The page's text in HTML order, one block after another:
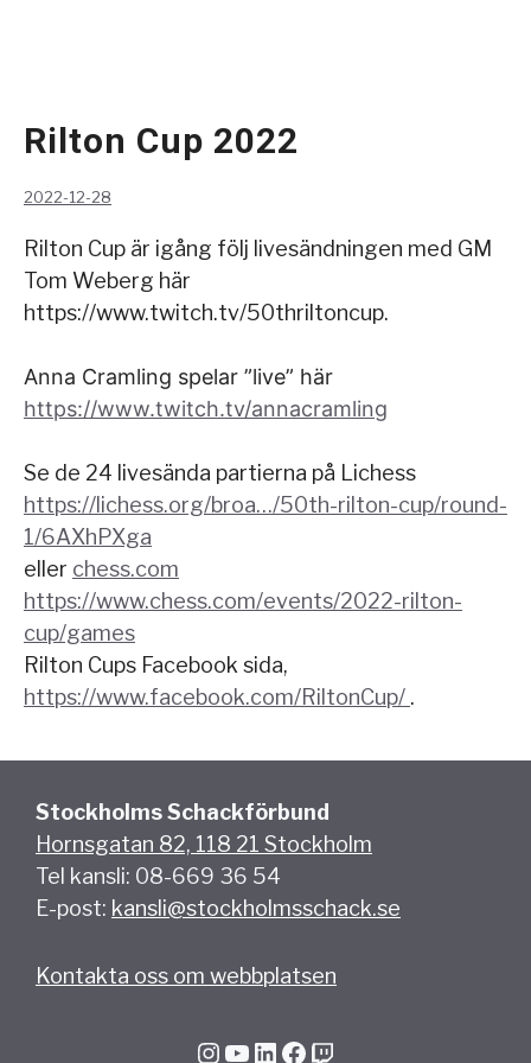
Rilton Cup 2022
2022-12-28
Rilton Cup är igång följ livesändningen med GM
Tom Weberg här
https://www.twitch.tv/50thriltoncup.
Anna Cramling spelar ”live” här
https://www.twitch.tv/annacramling
Se de 24 livesända partierna på Lichess
https://lichess.org/broa…/50th-rilton-cup/round-
1/6AXhPXga
eller chess.com
https://www.chess.com/events/2022-rilton-
cup/games
Rilton Cups Facebook sida,
https://www.facebook.com/RiltonCup/ .
Stockholms Schackförbund
Hornsgatan 82, 118 21 Stockholm
Tel kansli: 08-669 36 54
E-post: kansli@stockholmsschack.se
Kontakta oss om webbplatsen
InstagramYouTube LinkedIn Facebook Twitch